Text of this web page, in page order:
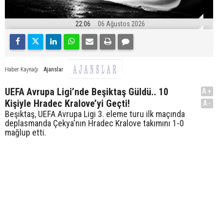
22:06 06 Ağustos 2026
Haber Kaynağı Ajanslar
UEFA Avrupa Ligi’nde Beşiktaş Güldü.. 10
Kişiyle Hradec Kralove’yi Geçti!
Beşiktaş, UEFA Avrupa Ligi 3. eleme turu ilk maçında
deplasmanda Çekya'nın Hradec Kralove takımını 1-0
mağlup etti.
A+
A-